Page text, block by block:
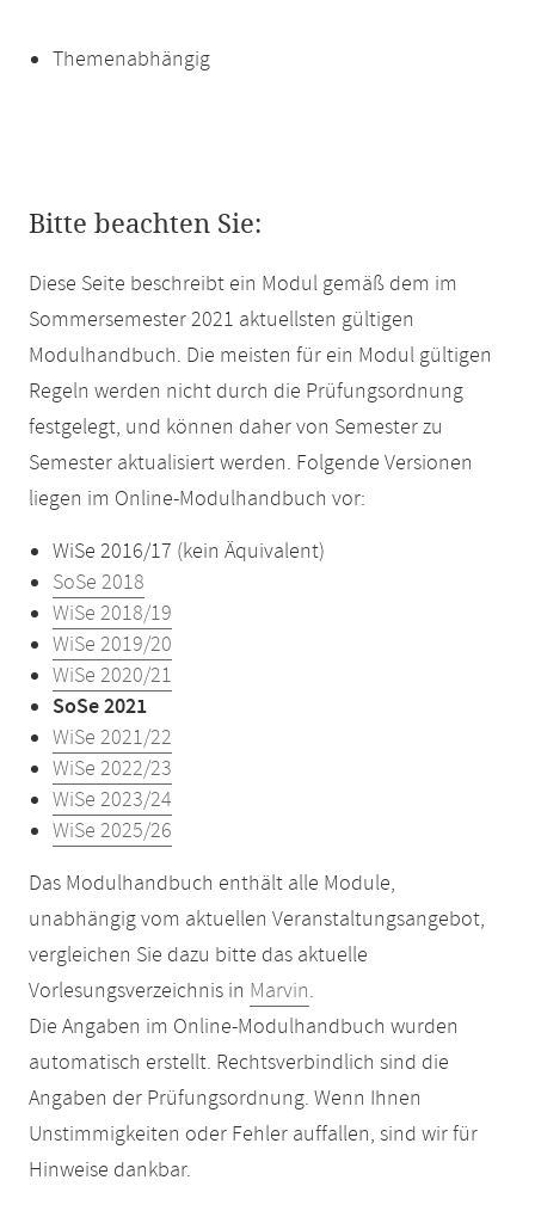
Themenabhängig
Bitte beachten Sie:
Diese Seite beschreibt ein Modul gemäß dem im
Sommersemester 2021 aktuellsten gültigen
Modulhandbuch. Die meisten für ein Modul gültigen
Regeln werden nicht durch die Prüfungsordnung
festgelegt, und können daher von Semester zu
Semester aktualisiert werden. Folgende Versionen
liegen im Online-Modulhandbuch vor:
WiSe 2016/17 (kein Äquivalent)
SoSe 2018
WiSe 2018/19
WiSe 2019/20
WiSe 2020/21
SoSe 2021
WiSe 2021/22
WiSe 2022/23
WiSe 2023/24
WiSe 2025/26
Das Modulhandbuch enthält alle Module,
unabhängig vom aktuellen Veranstaltungsangebot,
vergleichen Sie dazu bitte das aktuelle
Vorlesungsverzeichnis in Marvin.
Die Angaben im Online-Modulhandbuch wurden
automatisch erstellt. Rechtsverbindlich sind die
Angaben der Prüfungsordnung. Wenn Ihnen
Unstimmigkeiten oder Fehler auffallen, sind wir für
Hinweise dankbar.